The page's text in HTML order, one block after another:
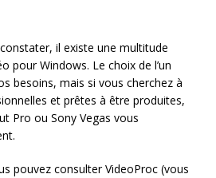
il existe une multitude
pour Windows. Le choix de l’un
besoins, mais si vous cherchez à
et prêtes à être produites,
Pro ou Sony Vegas vous
pouvez consulter VideoProc (vous